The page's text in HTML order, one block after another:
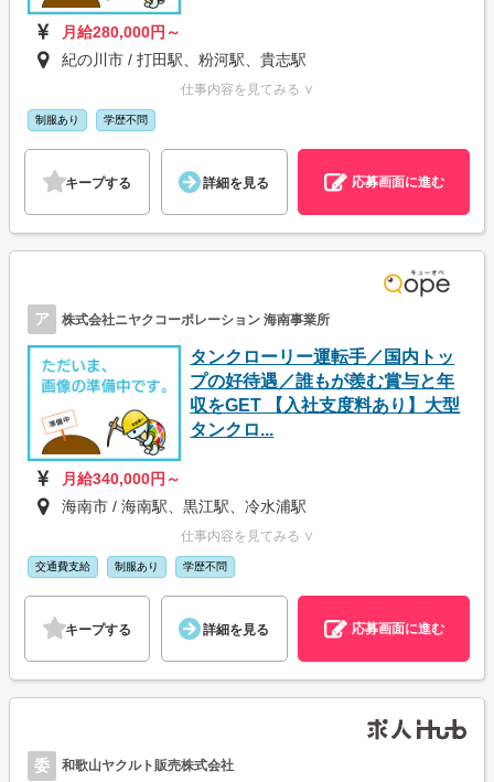
月給280,000円～
紀の川市 / 打田駅、粉河駅、貴志駅
仕事内容を見てみる ∨
制服あり 学歴不問
キープする 詳細を見る 応募画面に進む
ア 株式会社ニヤクコーポレーション 海南事業所
タンクローリー運転手／国内トッ
プの好待遇／誰もが羨む賞与と年
収をGET 【入社支度料あり】大型
タンクロ...
月給340,000円～
海南市 / 海南駅、黒江駅、冷水浦駅
仕事内容を見てみる ∨
交通費支給 制服あり 学歴不問
キープする 詳細を見る 応募画面に進む
委 和歌山ヤクルト販売株式会社